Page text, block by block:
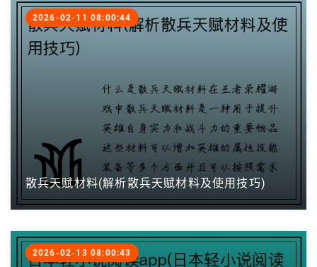
散兵天赋材料(解析散兵天赋材料及使用技巧)
2026-02-11 08:00:44
2026-02-13 08:00:43